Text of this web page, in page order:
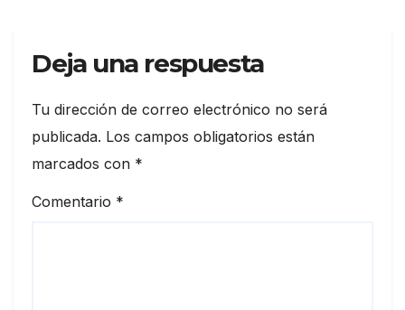
Deja una respuesta
Tu dirección de correo electrónico no será
publicada. Los campos obligatorios están
marcados con *
Comentario *